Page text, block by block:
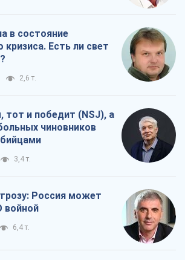
в состояние
Есть ли свет
2,6 т.
тот и победит (NSJ), а
чиновников
3,4 т.
Россия может
войной
6,4 т.